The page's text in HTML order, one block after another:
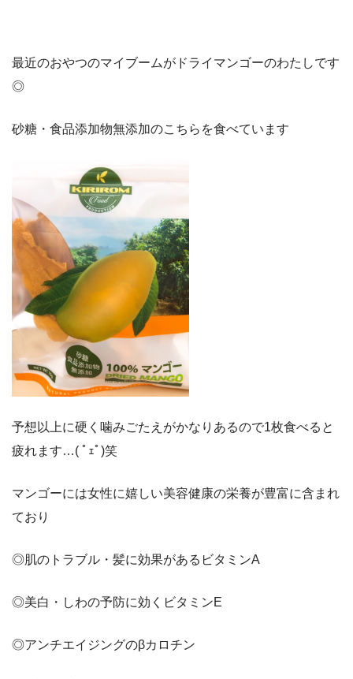
最近のおやつのマイブームがドライマンゴーのわたしです
◎
砂糖・食品添加物無添加のこちらを食べています
予想以上に硬く噛みごたえがかなりあるので1枚食べると
疲れます…( ﾟｪﾟ)笑
マンゴーには女性に嬉しい美容健康の栄養が豊富に含まれ
ており
◎肌のトラブル・髪に効果があるビタミンA
◎美白・しわの予防に効くビタミンE
◎アンチエイジングのβカロチン